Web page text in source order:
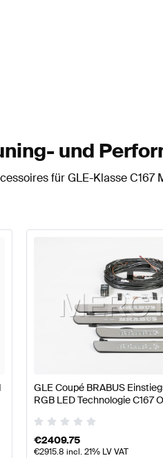
und
für GLE-Klasse C167
Modellpflege Tuning- und
AMG GLE-Klasse C167
GLE Coupé BRABUS
RGB LED Technologie C167
€2409.75
€2915.8 incl. 21% LV VAT